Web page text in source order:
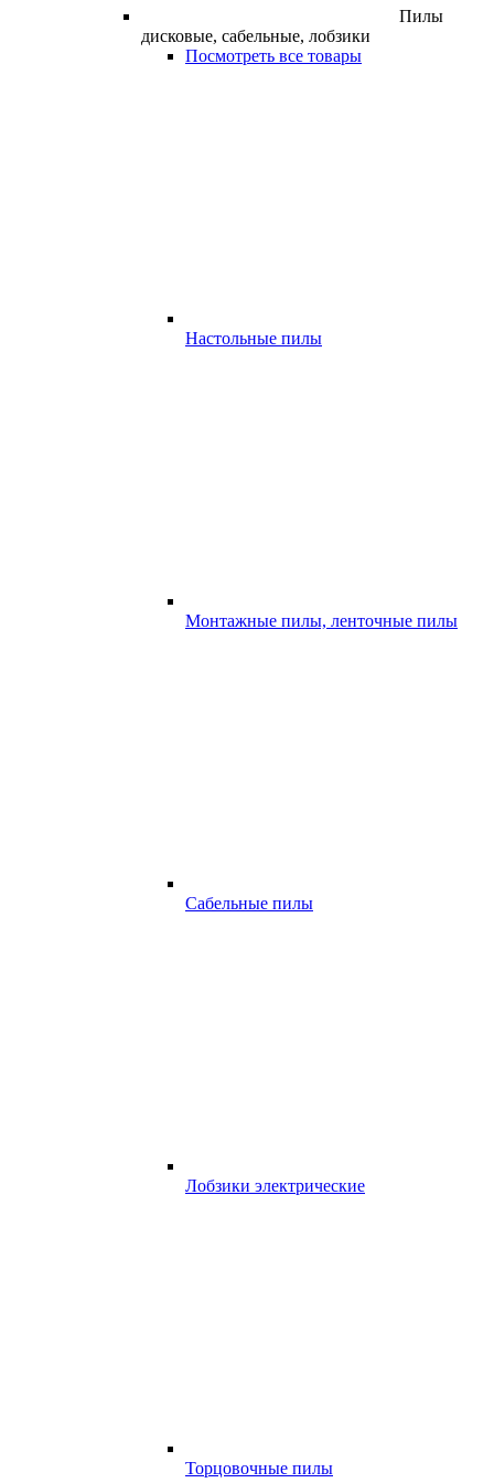
Пилы
дисковые, сабельные, лобзики
Посмотреть все товары
Настольные пилы
Монтажные пилы, ленточные пилы
Сабельные пилы
Лобзики электрические
Торцовочные пилы